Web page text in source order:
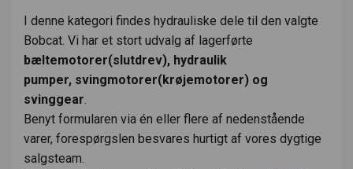
I denne kategori findes hydrauliske dele til den valgte
Bobcat. Vi har et stort udvalg af lagerførte
bæltemotorer(slutdrev), hydraulik
pumper, svingmotorer(krøjemotorer) og
svinggear
Benyt formularen via én eller flere af nedenstående
varer, forespørgslen besvares hurtigt af vores dygtige
salgsteam.